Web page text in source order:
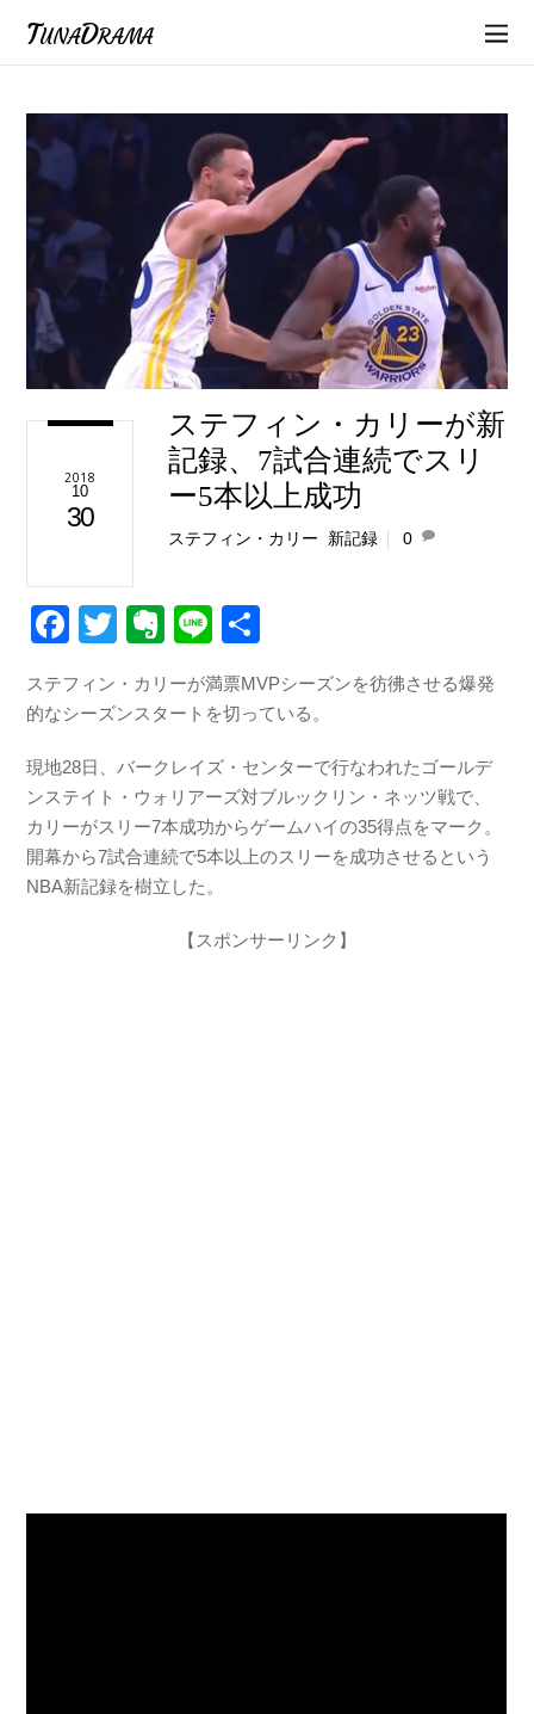
TunaDrama
2018
10
30
ステフィン・カリーが新
記録、7試合連続でスリ
ー5本以上成功
ステフィン・カリー 新記録 0
F
c
b
o
o
k
T
tt
E
er
ot
e
Li
e
ステフィン・カリーが満票MVPシーズンを彷彿させる爆発
的なシーズンスタートを切っている。
現地28日、バークレイズ・センターで行なわれたゴールデ
ンステイト・ウォリアーズ対ブルックリン・ネッツ戦で、
カリーがスリー7本成功からゲームハイの35得点をマーク。
開幕から7試合連続で5本以上のスリーを成功させるという
NBA新記録を樹立した。
【スポンサーリンク】